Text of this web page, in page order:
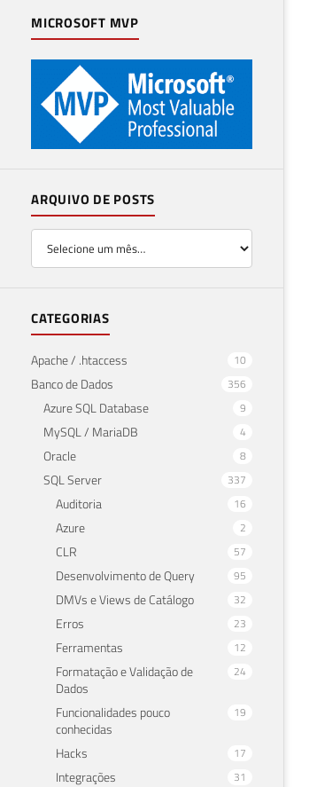
MICROSOFT MVP
ARQUIVO DE POSTS
CATEGORIAS
Apache / .htaccess 10
Banco de Dados 356
Azure SQL Database 9
MySQL / MariaDB 4
Oracle 8
SQL Server 337
Auditoria 16
Azure 2
CLR 57
Desenvolvimento de Query 95
DMVs e Views de Catálogo 32
Erros 23
Ferramentas 12
Formatação e Validação de
Dados
24
Funcionalidades pouco
conhecidas
19
Hacks 17
Integrações 31